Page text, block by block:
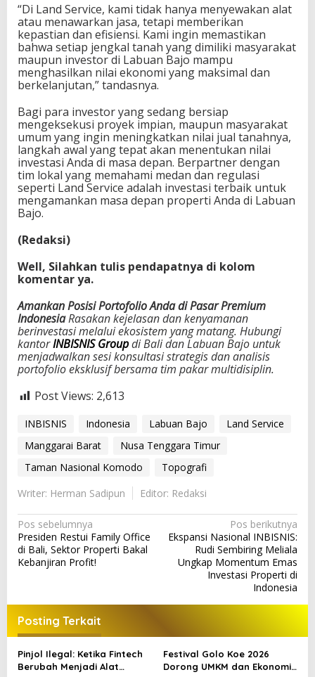
“Di Land Service, kami tidak hanya menyewakan alat
atau menawarkan jasa, tetapi memberikan
kepastian dan efisiensi. Kami ingin memastikan
bahwa setiap jengkal tanah yang dimiliki masyarakat
maupun investor di Labuan Bajo mampu
menghasilkan nilai ekonomi yang maksimal dan
berkelanjutan,” tandasnya.
Bagi para investor yang sedang bersiap
mengeksekusi proyek impian, maupun masyarakat
umum yang ingin meningkatkan nilai jual tanahnya,
langkah awal yang tepat akan menentukan nilai
investasi Anda di masa depan. Berpartner dengan
tim lokal yang memahami medan dan regulasi
seperti Land Service adalah investasi terbaik untuk
mengamankan masa depan properti Anda di Labuan
Bajo.
(Redaksi)
Well, Silahkan tulis pendapatnya di kolom
komentar ya.
Amankan Posisi Portofolio Anda di Pasar Premium
IndonesiaRasakan kejelasan dan kenyamanan
berinvestasi melalui ekosistem yang matang. Hubungi
kantorINBISNIS Groupdi Bali dan Labuan Bajo untuk
menjadwalkan sesi konsultasi strategis dan analisis
portofolio eksklusif bersama tim pakar multidisiplin.
Post Views: 2,613
INBISNIS Indonesia Labuan Bajo
Land Service
Manggarai Barat
Nusa Tenggara Timur
Taman Nasional Komodo
Topografi
Writer: Herman Sadipun
Editor: Redaksi
N
a
v
g
a
s
i
Pos sebelumnya
Presiden Restui Family Office
di Bali, Sektor Properti Bakal
Kebanjiran Profit!
Pos berikutnya
Ekspansi Nasional INBISNIS:
Rudi Sembiring Meliala
Ungkap Momentum Emas
Investasi Properti di
Indonesia
Posting Terkait
Pinjol Ilegal: Ketika Fintech
Berubah Menjadi Alat
Festival Golo Koe 2026
Dorong UMKM dan Ekonomi